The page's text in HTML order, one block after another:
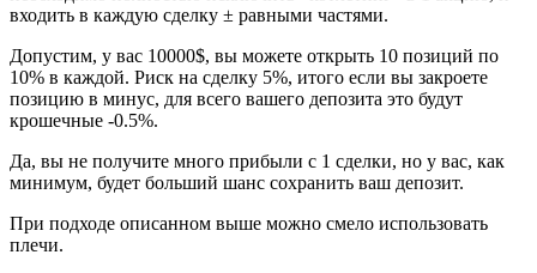
входить в каждую сделку ± равными частями.
Допустим, у вас 10000$, вы можете открыть 10 позиций по
10% в каждой. Риск на сделку 5%, итого если вы закроете
позицию в минус, для всего вашего депозита это будут
крошечные -0.5%.
Да, вы не получите много прибыли с 1 сделки, но у вас, как
минимум, будет больший шанс сохранить ваш депозит.
При подходе описанном выше можно смело использовать
плечи.